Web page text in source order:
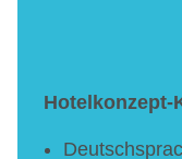
Hotelkonzept-